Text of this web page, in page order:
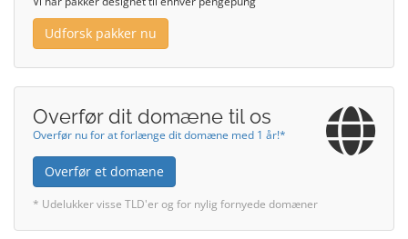
Udforsk pakker nu
Overfør dit domæne til os
Overfør nu for at forlænge dit domæne med 1 år!*
Overfør et domæne
* Udelukker visse TLD'er og for nylig fornyede domæner